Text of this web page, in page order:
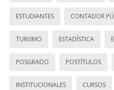
ESTUDIANTES CONTADOR
TURISMO ESTADÍSTICA
POSGRADO POSTÍTULOS
INSTITUCIONALES CURSOS